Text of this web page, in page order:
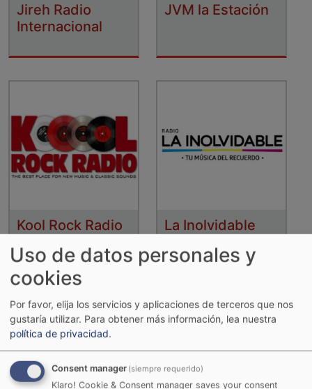
Jireh Radio
Internacional
JVM la Estación
Kool Rock Radio La Inolvidable
Uso de datos personales y
cookies
Por favor, elija los servicios y aplicaciones de terceros que nos
gustaría utilizar. Para obtener más información, lea nuestra
política de privacidad.
Consent manager (siempre requerido)
Klaro! Cookie & Consent manager saves your consent